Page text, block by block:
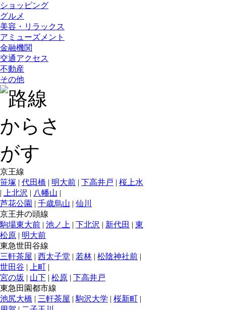
ショッピング
グルメ
美容・リラックス
アミューズメント
金融機関
交通アクセス
不動産
その他
京王線
笹塚 | 代田橋 | 明大前 | 下高井戸 | 桜上水
|
上北沢 | 八幡山 |
芦花公園 | 千歳烏山 | 仙川
京王井の頭線
駒場東大前 | 池ノ上 | 下北沢 | 新代田 | 東
松原 | 明大前
東急世田谷線
三軒茶屋 | 西太子堂 | 若林 | 松陰神社前 |
世田谷 | 上町 |
宮の坂 | 山下 | 松原 | 下高井戸
東急田園都市線
池尻大橋 | 三軒茶屋 | 駒沢大学 | 桜新町 |